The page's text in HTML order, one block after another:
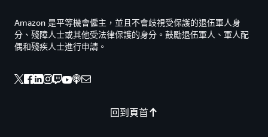
回到頁首
Amazon 是平等機會僱主，並且不會歧視受保護的退伍軍人身
分、殘障人士或其他受法律保護的身分。鼓勵退伍軍人、軍人配
偶和殘疾人士進行申請。